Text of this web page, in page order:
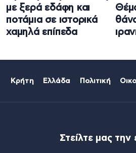
με ξερά εδάφη και
ποτάμια σε ιστορικά
χαμηλά επίπεδα
Κρήτη Ελλάδα Πολιτική
Στείλτε μας την